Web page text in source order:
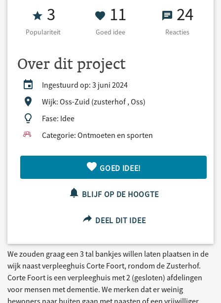
Populariteit 3
3
Populariteit
11 Goed idee
11
Goed idee
2424
Reacties
Over dit project
Ingestuurd op: 3 juni 2024
Wijk: Oss-Zuid (zusterhof , Oss)
Fase: Idee
Categorie: Ontmoeten en sporten
GOED IDEE!
BLIJF OP DE HOOGTE
DEEL DIT IDEE
We zouden graag een 3 tal bankjes willen laten plaatsen in de
wijk naast verpleeghuis Corte Foort, rondom de Zusterhof.
Corte Foort is een verpleeghuis met 2 (gesloten) afdelingen
voor mensen met dementie. We merken dat er weinig